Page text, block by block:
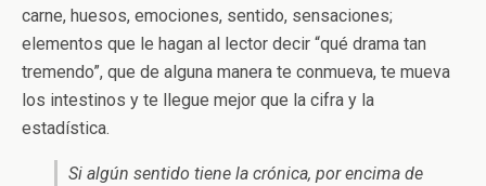
carne, huesos, emociones, sentido, sensaciones;
elementos que le hagan al lector decir “qué drama tan
tremendo”, que de alguna manera te conmueva, te mueva
los intestinos y te llegue mejor que la cifra y la
estadística.
Si algún sentido tiene la crónica, por encima de